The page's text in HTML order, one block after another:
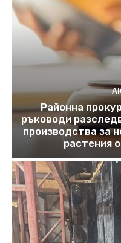
Районна
ръководи
производства за
растения